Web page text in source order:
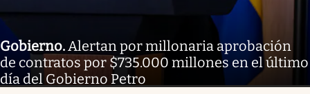
Gobierno.Alertan por millonaria aprobación
de contratos por $735.000 millones en el último
día del Gobierno Petro